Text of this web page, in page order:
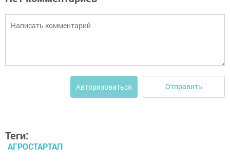
Авторизоваться Отправить
Теги:
АГРОСТАРТАП